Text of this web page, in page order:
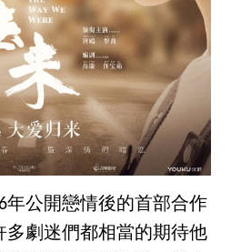
年公開戀情後的首部合作
多劇迷們都相當的期待他